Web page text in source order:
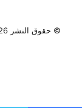
© حقوق النشر 2026، جميع الحقوق محفوظة |